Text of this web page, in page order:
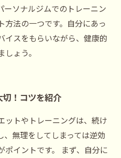
ーソナルジムでのトレーニン
方法の一つです。自分にあっ
イスをもらいながら、健康的
ょう。
切！コツを紹介
ットやトレーニングは、続け
、無理をしてしまっては逆効
ポイントです。 まず、自分に